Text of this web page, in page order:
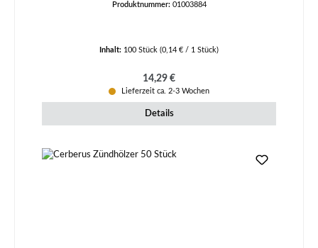
Produktnummer: 01003884
Inhalt: 100 Stück (0,14 € / 1 Stück)
Regulärer Preis:
14,29 €
Lieferzeit ca. 2-3 Wochen
Details